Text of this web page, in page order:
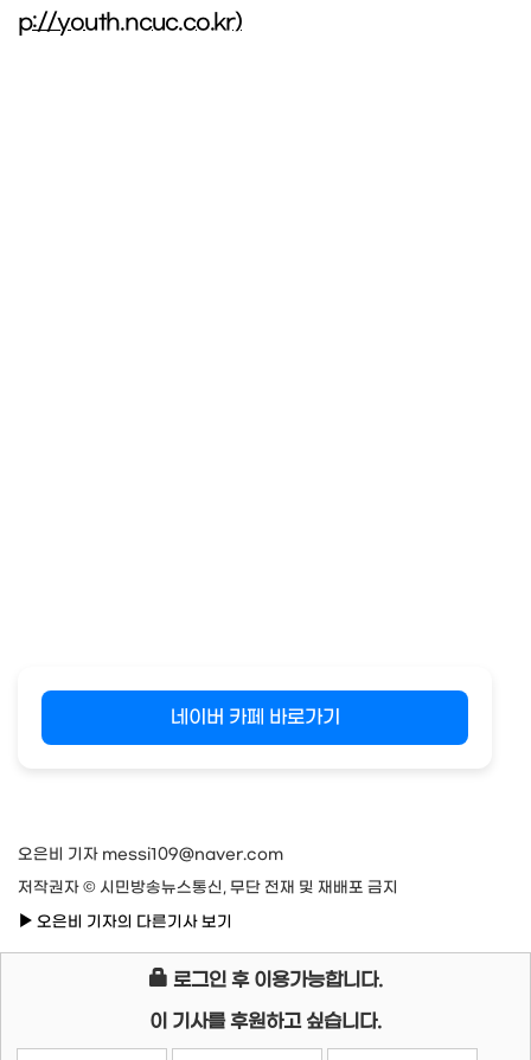
p://youth.ncuc.co.kr)
네이버 카페 바로가기
오은비 기자 messi109@naver.com
저작권자 © 시민방송뉴스통신, 무단 전재 및 재배포 금지
오은비 기자의 다른기사 보기
로그인 후 이용가능합니다.
이 기사를 후원하고 싶습니다.